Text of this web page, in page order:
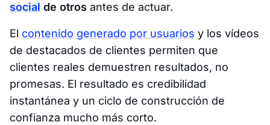
social de otros antes de actuar.
El contenido generado por usuarios y los vídeos
de destacados de clientes permiten que
clientes reales demuestren resultados, no
promesas. El resultado es credibilidad
instantánea y un ciclo de construcción de
confianza mucho más corto.